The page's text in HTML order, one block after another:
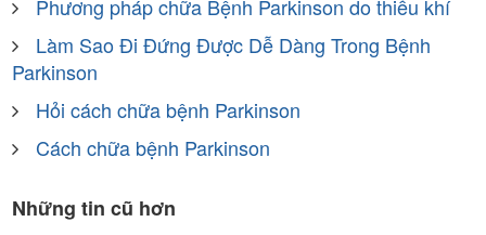
Phương pháp chữa Bệnh Parkinson do thiếu khí
Làm Sao Đi Đứng Được Dễ Dàng Trong Bệnh
Parkinson
Hỏi cách chữa bệnh Parkinson
Cách chữa bệnh Parkinson
Những tin cũ hơn